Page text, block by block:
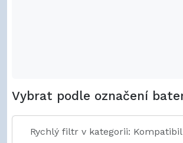
Vybrat podle označení